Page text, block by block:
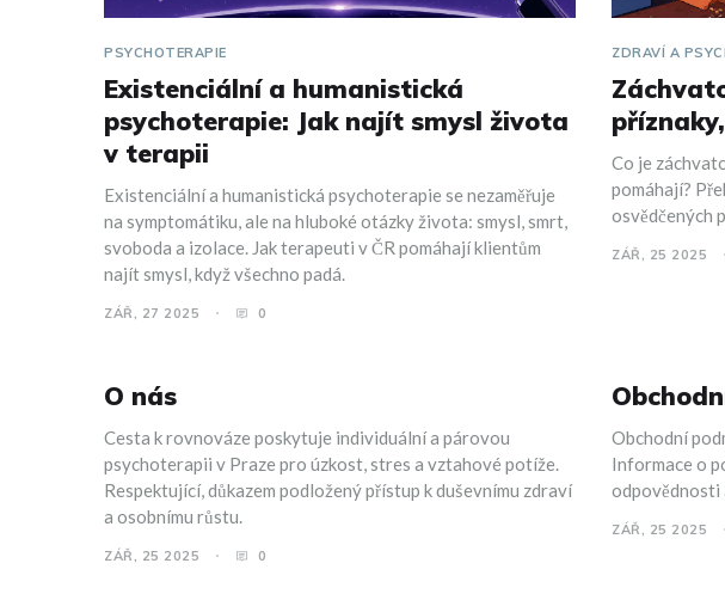
PSYCHOTERAPIE
Existenciální a humanistická
psychoterapie: Jak najít smysl života
v terapii
Existenciální a humanistická psychoterapie se nezaměřuje
na symptomátiku, ale na hluboké otázky života: smysl, smrt,
svoboda a izolace. Jak terapeuti v ČR pomáhají klientům
najít smysl, když všechno padá.
ZÁŘ, 27 2025 0
ZDRAVÍ A
Co je
pomáhají?
osvědčených
ZÁŘ, 25 2025
O nás
Cesta k rovnováze poskytuje individuální a párovou
psychoterapii v Praze pro úzkost, stres a vztahové potíže.
Respektující, důkazem podložený přístup k duševnímu zdraví
a osobnímu růstu.
ZÁŘ, 25 2025 0
Obchodní
Informace o
odpovědnosti
ZÁŘ, 25 2025